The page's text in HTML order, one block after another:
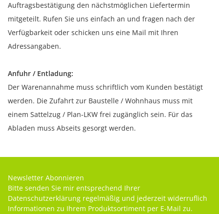
Auftragsbestätigung den nächstmöglichen Liefertermin
mitgeteilt. Rufen Sie uns einfach an und fragen nach der
Verfügbarkeit oder schicken uns eine Mail mit Ihren
Adressangaben.
Anfuhr / Entladung:
Der Warenannahme muss schriftlich vom Kunden bestätigt
werden. Die Zufahrt zur Baustelle / Wohnhaus muss mit
einem Sattelzug / Plan-LKW frei zugänglich sein. Für das
Abladen muss Abseits gesorgt werden.
Newsletter Abonnieren
Bitte senden Sie mir entsprechend Ihrer
Datenschutzerklärung regelmäßig und jederzeit widerruflich
Informationen zu Ihrem Produktsortiment per E-Mail zu.